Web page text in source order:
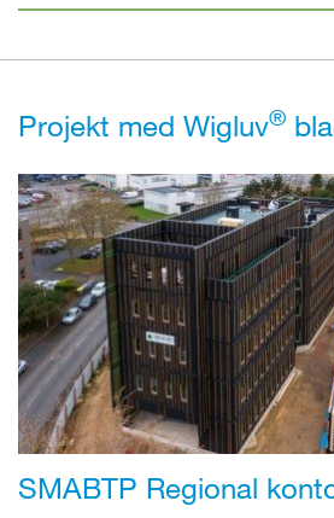
Projekt med Wigluv®
SMABTP Regional